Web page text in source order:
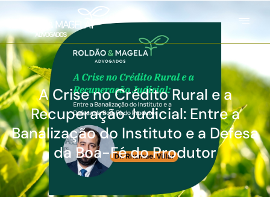
A Crise no Crédito Rural e a
Recuperação Judicial: Entre a
Banalização do Instituto e a Defesa
da Boa-Fé do Produtor